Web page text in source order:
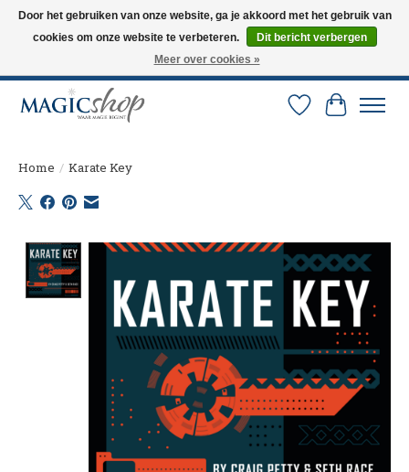
Altijd de nieuwste trucs op voorraad. Snelle verzending via PostNL en DHL.
Langskomen in onze winkel? Bel of mail om een afspraak te maken. 0251-
Verlanglijst
Home / Karate Key
Product image slideshow Items
Door het gebruiken van onze website, ga je akkoord met het gebruik van
cookies om onze website te verbeteren.
Dit bericht verbergen
Meer over cookies »